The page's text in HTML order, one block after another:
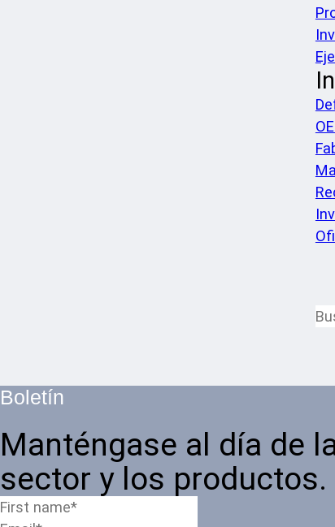
Boletín
Manténgase al día de
sector y los productos.